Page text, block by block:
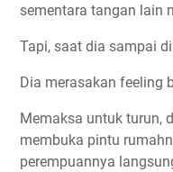
sementara tangan lain
Tapi, saat dia sampai
Dia merasakan feeling
Memaksa untuk turun,
membuka pintu
perempuannya